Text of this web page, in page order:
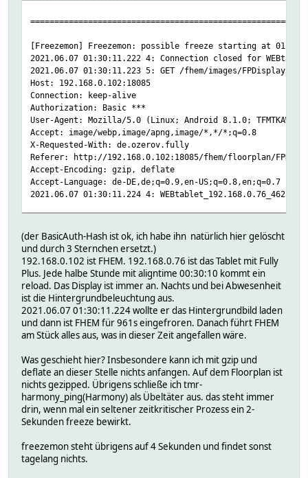
=========================================================
[Freezemon] Freezemon: possible freeze starting at
2021.06.07 01:30:11.222 4: Connection closed for
2021.06.07 01:30:11.223 5: GET /fhem/images/FPDisplay2/
Host: 192.168.0.102:18085
Connection: keep-alive
Authorization: Basic ***
User-Agent: Mozilla/5.0 (Linux; Android 8.1.0;
Accept: image/webp,image/apng,image/*,*/*;q=0.8
X-Requested-With: de.ozerov.fully
Referer: http://192.168.0.102:18085/fhem/floorplan/
Accept-Encoding: gzip, deflate
Accept-Language: de-DE,de;q=0.9,en-US;q=0.8,en;q=0.7
2021.06.07 01:30:11.224 4: WEBtablet_192.168.0.76_46257
2021.06.07 01:46:13.810 4: Connection closed for
2021.06.07 01:46:13.810 5: GET /fhem/pgm2/RSS.js HTTP/1.1
Host: 192.168.0.102:18085
Connection: keep-alive
Authorization: Basic ***
User-Agent: Mozilla/5.0 (Linux; Android 8.1.0;
Accept: */*
X-Requested-With: de.ozerov.fully
Referer: http://192.168.0.102:18085/fhem/floorplan/
Accept-Encoding: gzip, deflate
Accept-Language: de-DE,de;q=0.9,en-US;q=0.8,en;q=0.7
2021.06.07 01:46:13.810 4: WEBtablet_192.168.0.76_46260
2021.06.07 01:46:13.813 5: GET /fhem/pgm2/
Host: 192.168.0.102:18085
Connection: keep-alive
User-Agent: Mozilla/5.0 (Linux; Android 8.1.0;
Accept: */*
X-Requested-With: de.ozerov.fully
(der BasicAuth-Hash ist ok, ich habe ihn natürlich hier gelöscht
und durch 3 Sternchen ersetzt.)
192.168.0.102 ist FHEM. 192.168.0.76 ist das Tablet mit Fully
Plus. Jede halbe Stunde mit aligntime 00:30:10 kommt ein
reload. Das Display ist immer an. Nachts und bei Abwesenheit
ist die Hintergrundbeleuchtung aus.
2021.06.07 01:30:11.224 wollte er das Hintergrundbild laden
und dann ist FHEM für 961s eingefroren. Danach führt FHEM
am Stück alles aus, was in dieser Zeit angefallen wäre.
Was geschieht hier? Insbesondere kann ich mit gzip und
deflate an dieser Stelle nichts anfangen. Auf dem Floorplan ist
nichts gezipped. Übrigens schließe ich tmr-
harmony_ping(Harmony) als Übeltäter aus. das steht immer
drin, wenn mal ein seltener zeitkritischer Prozess ein 2-
Sekunden freeze bewirkt.
freezemon steht übrigens auf 4 Sekunden und findet sonst
tagelang nichts.